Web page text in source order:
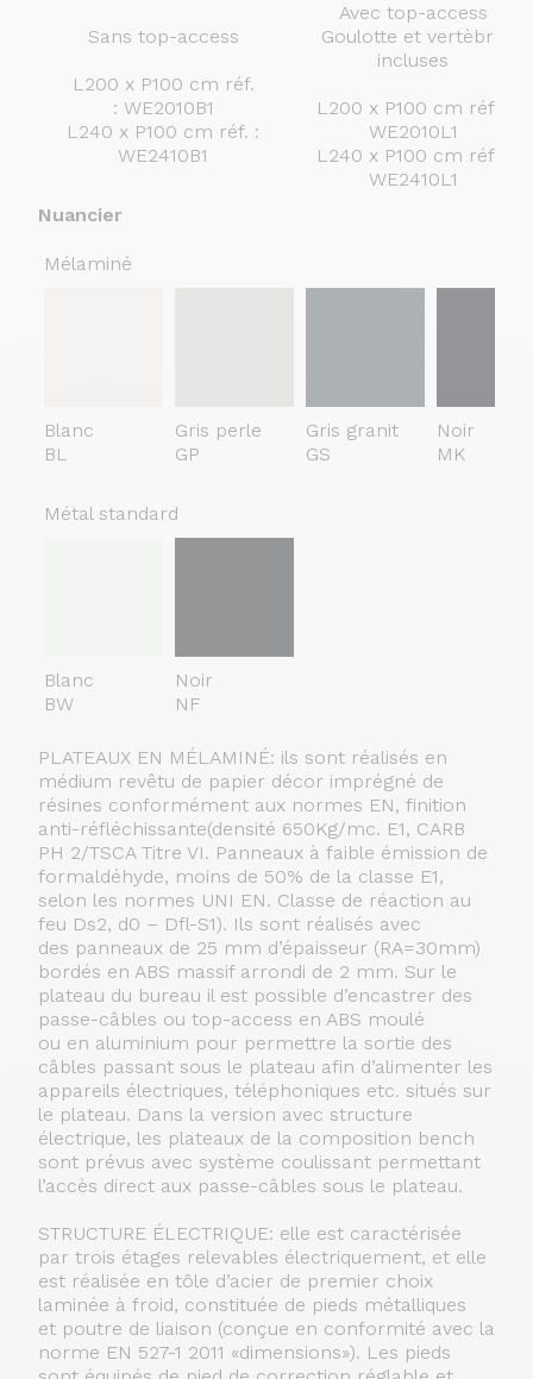
Sans top-access
L200 x P100 cm réf.
: WE2010B1
L240 x P100 cm réf. :
WE2410B1
Avec top-access
Goulotte et vertèbre
incluses
L200 x P100 cm réf. :
WE2010L1
L240 x P100 cm réf. :
WE2410L1
Nuancier
Mélaminé
Blanc
BL
Gris perle
GP
Gris granit
GS
Noir
MK
Métal standard
Blanc
BW
Noir
NF
PLATEAUX EN MÉLAMINÉ: ils sont réalisés en
médium revêtu de papier décor imprégné de
résines conformément aux normes EN, finition
anti-réfléchissante(densité 650Kg/mc. E1, CARB
PH 2/TSCA Titre VI. Panneaux à faible émission de
formaldéhyde, moins de 50% de la classe E1,
selon les normes UNI EN. Classe de réaction au
feu Ds2, d0 – Dfl-S1). Ils sont réalisés avec
des panneaux de 25 mm d’épaisseur (RA=30mm)
bordés en ABS massif arrondi de 2 mm. Sur le
plateau du bureau il est possible d’encastrer des
passe-câbles ou top-access en ABS moulé
ou en aluminium pour permettre la sortie des
câbles passant sous le plateau afin d’alimenter les
appareils électriques, téléphoniques etc. situés sur
le plateau. Dans la version avec structure
électrique, les plateaux de la composition bench
sont prévus avec système coulissant permettant
l’accès direct aux passe-câbles sous le plateau.
STRUCTURE ÉLECTRIQUE: elle est caractérisée
par trois étages relevables électriquement, et elle
est réalisée en tôle d’acier de premier choix
laminée à froid, constituée de pieds métalliques
et poutre de liaison (conçue en conformité avec la
norme EN 527-1 2011 «dimensions»). Les pieds